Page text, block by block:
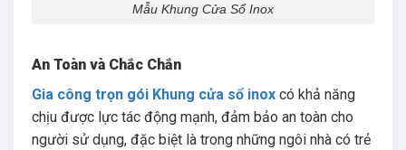
Mẫu Khung Cửa Sổ Inox
An Toàn và Chắc Chắn
Gia công trọn gói Khung cửa sổ inox có khả năng
chịu được lực tác động mạnh, đảm bảo an toàn cho
người sử dụng, đặc biệt là trong những ngôi nhà có trẻ